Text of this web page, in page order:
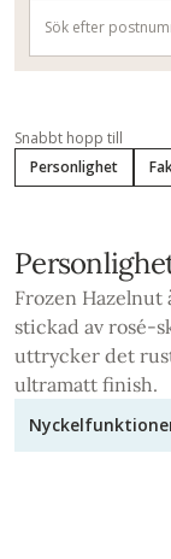
Snabbt hopp till
Personlighet
Frozen Hazelnut
stickad av rosé-
uttrycker det
ultramatt finish.